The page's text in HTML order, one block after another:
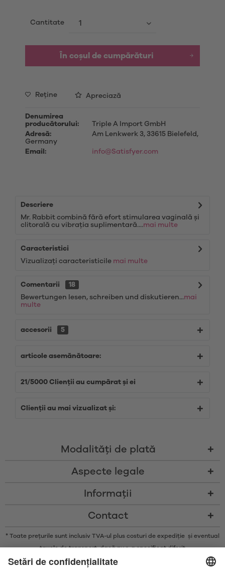
Cantitate
În coșul de cumpărături
Reţine Apreciază
Denumirea
producătorului:
Triple A Import GmbH
Adresă:
Am Lenkwerk 3, 33615 Bielefeld,
Germany
Email:
info@Satisfyer.com
Descriere
Mr. Rabbit combină fără efort stimularea vaginală și
clitorală cu vibrația suplimentară....mai multe
Caracteristici
Vizualizați caracteristicile mai multe
Comentarii
18
Bewertungen lesen, schreiben und diskutieren...mai
multe
accesorii 5
articole asemănătoare:
21/5000 Clienții au cumpărat și ei
Clienții au mai vizualizat și:
Modalităţi de plată
Aspecte legale
Informații
Contact
* Toate prețurile sunt inclusiv TVA-ul plus costuri de expediție și eventual
taxele de transport, dacă nu s-a specificat diferit
* Marca și logo-urile Bluetooth® sunt mărci comerciale înregistrate